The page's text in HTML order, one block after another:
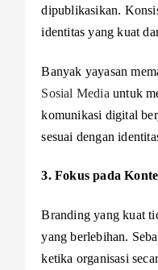
dipublikasikan.
identitas yang kuat
Banyak yayasan
Sosial Media untuk
komunikasi digital
sesuai dengan
3. Fokus pada
Branding yang kuat
yang berlebihan.
ketika organisasi